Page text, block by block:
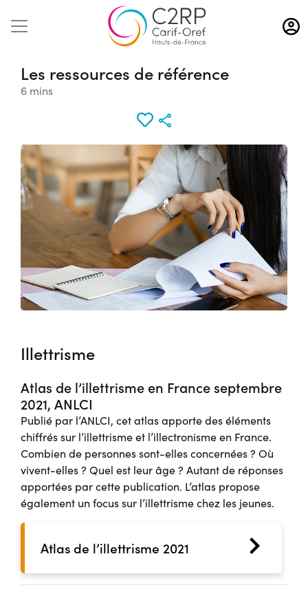
Aller
au
contenu
Les ressources de référence
6 mins
Illettrisme
Atlas de l’illettrisme en France septembre
2021, ANLCI
Publié par l’ANLCI, cet atlas apporte des éléments
chiffrés sur l’illettrisme et l’illectronisme en France.
Combien de personnes sont-elles concernées ? Où
vivent-elles ? Quel est leur âge ? Autant de réponses
apportées par cette publication. L’atlas propose
également un focus sur l’illettrisme chez les jeunes.
Atlas de l’illettrisme 2021